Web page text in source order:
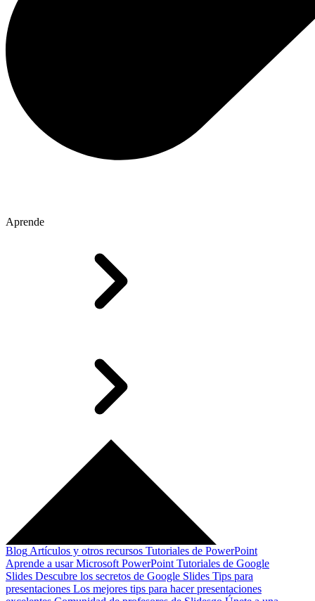
Aprende
Blog Artículos y otros recursos Tutoriales de PowerPoint
Aprende a usar Microsoft PowerPoint Tutoriales de Google
Slides Descubre los secretos de Google Slides Tips para
presentaciones Los mejores tips para hacer presentaciones